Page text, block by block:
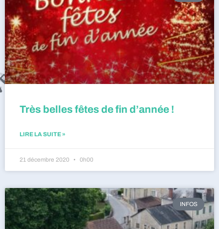
Très belles fêtes de fin d’année !
LIRE LA SUITE »
21 décembre 2020 0h00
INFOS